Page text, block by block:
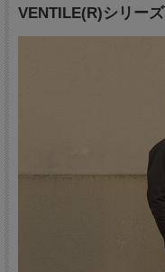
VENTILE(R)シリーズ